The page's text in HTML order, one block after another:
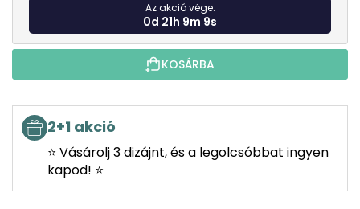
Az akció vége:
0d 21h 9m 8s
KOSÁRBA
2+1 akció
⭐ Vásárolj 3 dizájnt, és a legolcsóbbat ingyen
kapod! ⭐